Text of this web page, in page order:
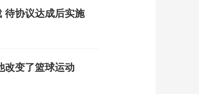
待协议达成后实施
改变了篮球运动